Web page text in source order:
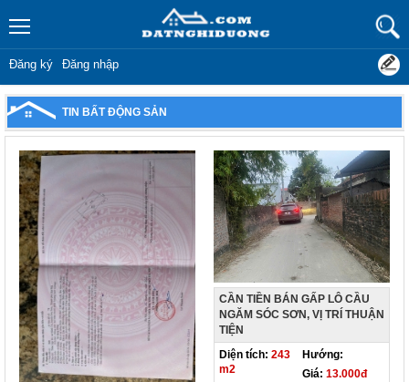
Đăng ký Đăng nhập
TIN BẤT ĐỘNG SẢN
CẦN TIỀN BÁN GẤP LÔ CẦU
NGĂM SÓC SƠN, VỊ TRÍ THUẬN
TIỆN
Diện tích: 243
m2
Hướng:
Giá: 13.000đ